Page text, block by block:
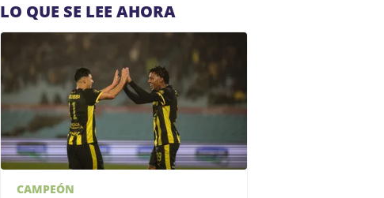
LO QUE SE LEE AHORA
CAMPEÓN